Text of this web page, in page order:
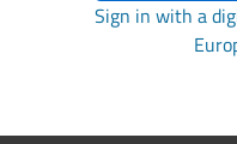
Sign in with a